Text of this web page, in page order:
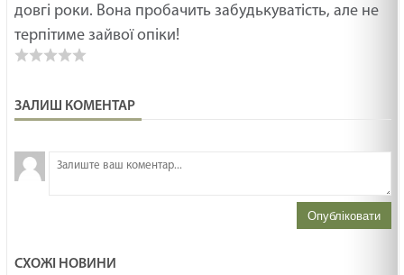
довгі роки. Вона пробачить забудькуватість, але не
терпітиме зайвої опіки!
ЗАЛИШ КОМЕНТАР
Опубліковати
СХОЖІ НОВИНИ